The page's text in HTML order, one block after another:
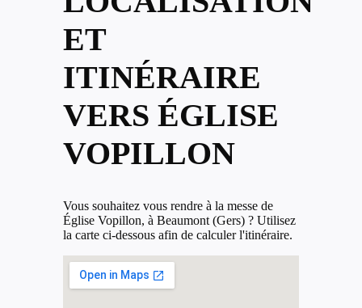
ET
ITINÉRAIRE
VERS ÉGLISE
VOPILLON
Vous souhaitez vous rendre à la messe de
Église Vopillon, à Beaumont (Gers) ? Utilisez
la carte ci-dessous afin de calculer l'itinéraire.